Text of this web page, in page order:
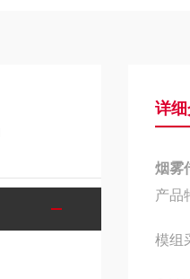
详
烟雾
产品
模组